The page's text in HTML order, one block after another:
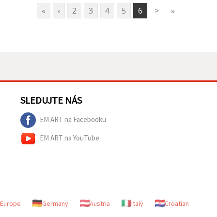
« ‹ 2 3 4 5 6 > »
SLEDUJTE NÁS
EM ART na Facebooku
EM ART na YouTube
Europe Germany Austria Italy
Croatian